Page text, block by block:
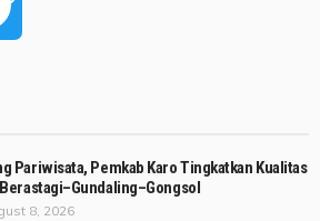
Pariwisata, Pemkab Karo Tingkatkan Kualitas
8, 2026